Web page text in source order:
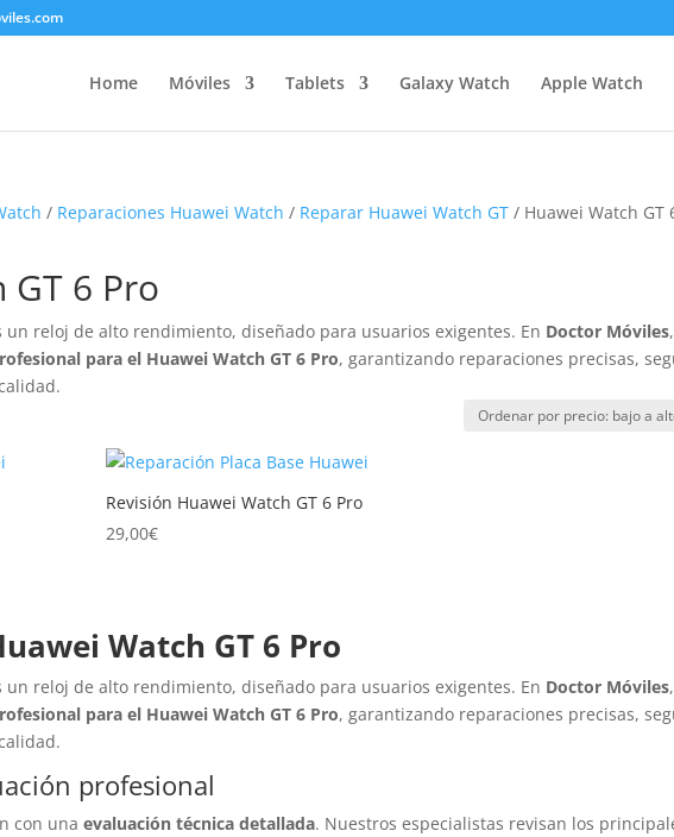
Home Móviles Tablets Galaxy Watch Apple Watch
/ Reparaciones Huawei Watch / Reparar Huawei Watch GT / Huawei Watch GT
GT 6 Pro
un reloj de alto rendimiento, diseñado para usuarios exigentes. En Doctor Móviles,
para el Huawei Watch GT 6 Pro, garantizando reparaciones precisas,
Revisión Huawei Watch GT 6 Pro
29,00€
Watch GT 6 Pro
un reloj de alto rendimiento, diseñado para usuarios exigentes. En Doctor Móviles,
para el Huawei Watch GT 6 Pro, garantizando reparaciones precisas,
profesional
con unaevaluación técnica detallada. Nuestros especialistas revisan los